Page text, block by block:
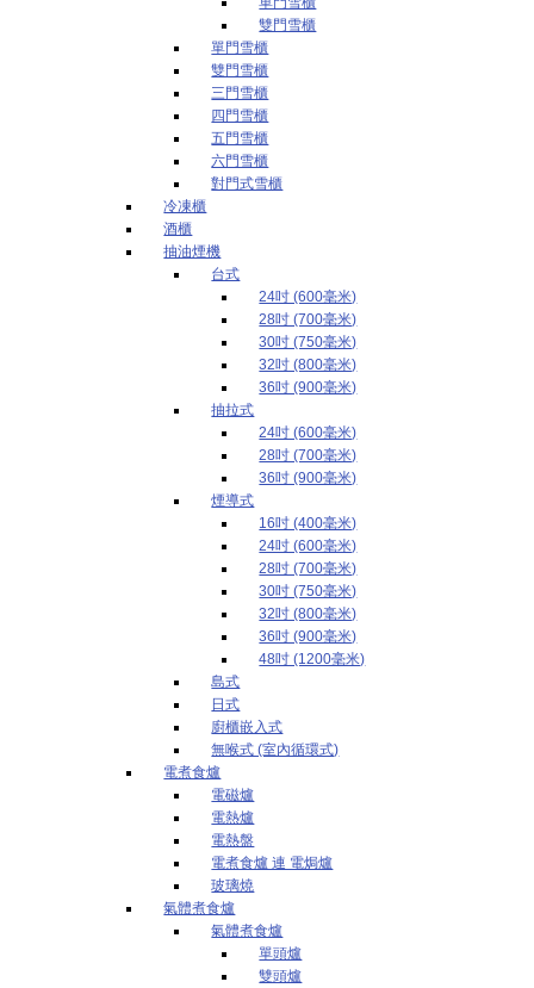
雙門雪櫃
單門雪櫃
雙門雪櫃
三門雪櫃
四門雪櫃
五門雪櫃
六門雪櫃
對門式雪櫃
冷凍櫃
酒櫃
抽油煙機
台式
24吋 (600毫米)
28吋 (700毫米)
30吋 (750毫米)
32吋 (800毫米)
36吋 (900毫米)
抽拉式
24吋 (600毫米)
28吋 (700毫米)
36吋 (900毫米)
煙導式
16吋 (400毫米)
24吋 (600毫米)
28吋 (700毫米)
30吋 (750毫米)
32吋 (800毫米)
36吋 (900毫米)
48吋 (1200毫米)
島式
日式
廚櫃嵌入式
無喉式 (室內循環式)
電煮食爐
電磁爐
電熱爐
電熱盤
電煮食爐 連 電焗爐
玻璃燒
氣體煮食爐
氣體煮食爐
單頭爐
雙頭爐